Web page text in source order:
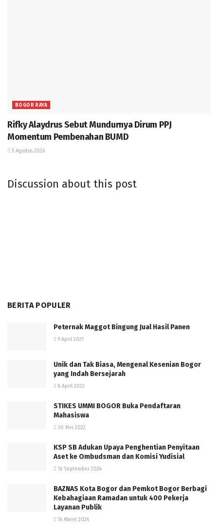
BOGOR RAYA
Rifky Alaydrus Sebut Mundurnya Dirum PPJ
Momentum Pembenahan BUMD
5 Agustus 2026
Discussion about this post
BERITA POPULER
Peternak Maggot Bingung Jual Hasil Panen
9 April 2021
Unik dan Tak Biasa, Mengenal Kesenian Bogor
yang Indah Bersejarah
8 April 2023
STIKES UMMI BOGOR Buka Pendaftaran
Mahasiswa
30 Mei 2022
KSP SB Adukan Upaya Penghentian Penyitaan
Aset ke Ombudsman dan Komisi Yudisial
16 September 2024
BAZNAS Kota Bogor dan Pemkot Bogor Berbagi
Kebahagiaan Ramadan untuk 400 Pekerja
Layanan Publik
16 Maret 2026